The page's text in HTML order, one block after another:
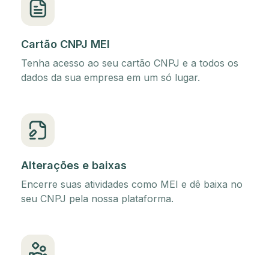
Cartão CNPJ MEI
Tenha acesso ao seu cartão CNPJ e a todos os
dados da sua empresa em um só lugar.
Alterações e baixas
Encerre suas atividades como MEI e dê baixa no
seu CNPJ pela nossa plataforma.